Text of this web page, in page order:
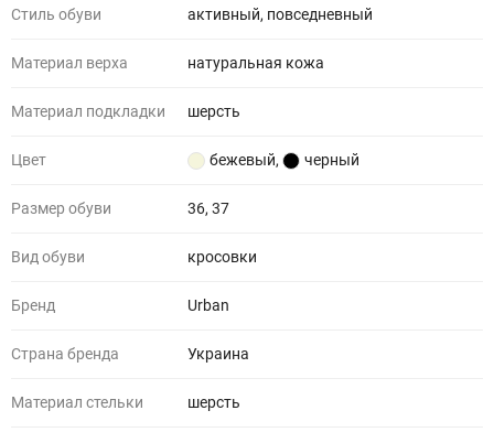
Стиль обуви активный, повседневный
Материал верха натуральная кожа
Материал подкладки шерсть
Цвет бежевый, черный
Размер обуви 36, 37
Вид обуви кросовки
Бренд Urban
Страна бренда Украина
Материал стельки шерсть